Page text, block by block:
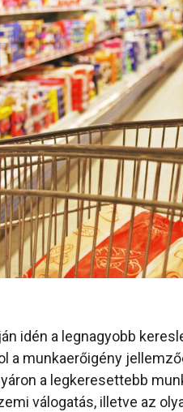
idén a legnagyobb
a munkaerőigény
a legkeresettebb
válogatás, illetve az